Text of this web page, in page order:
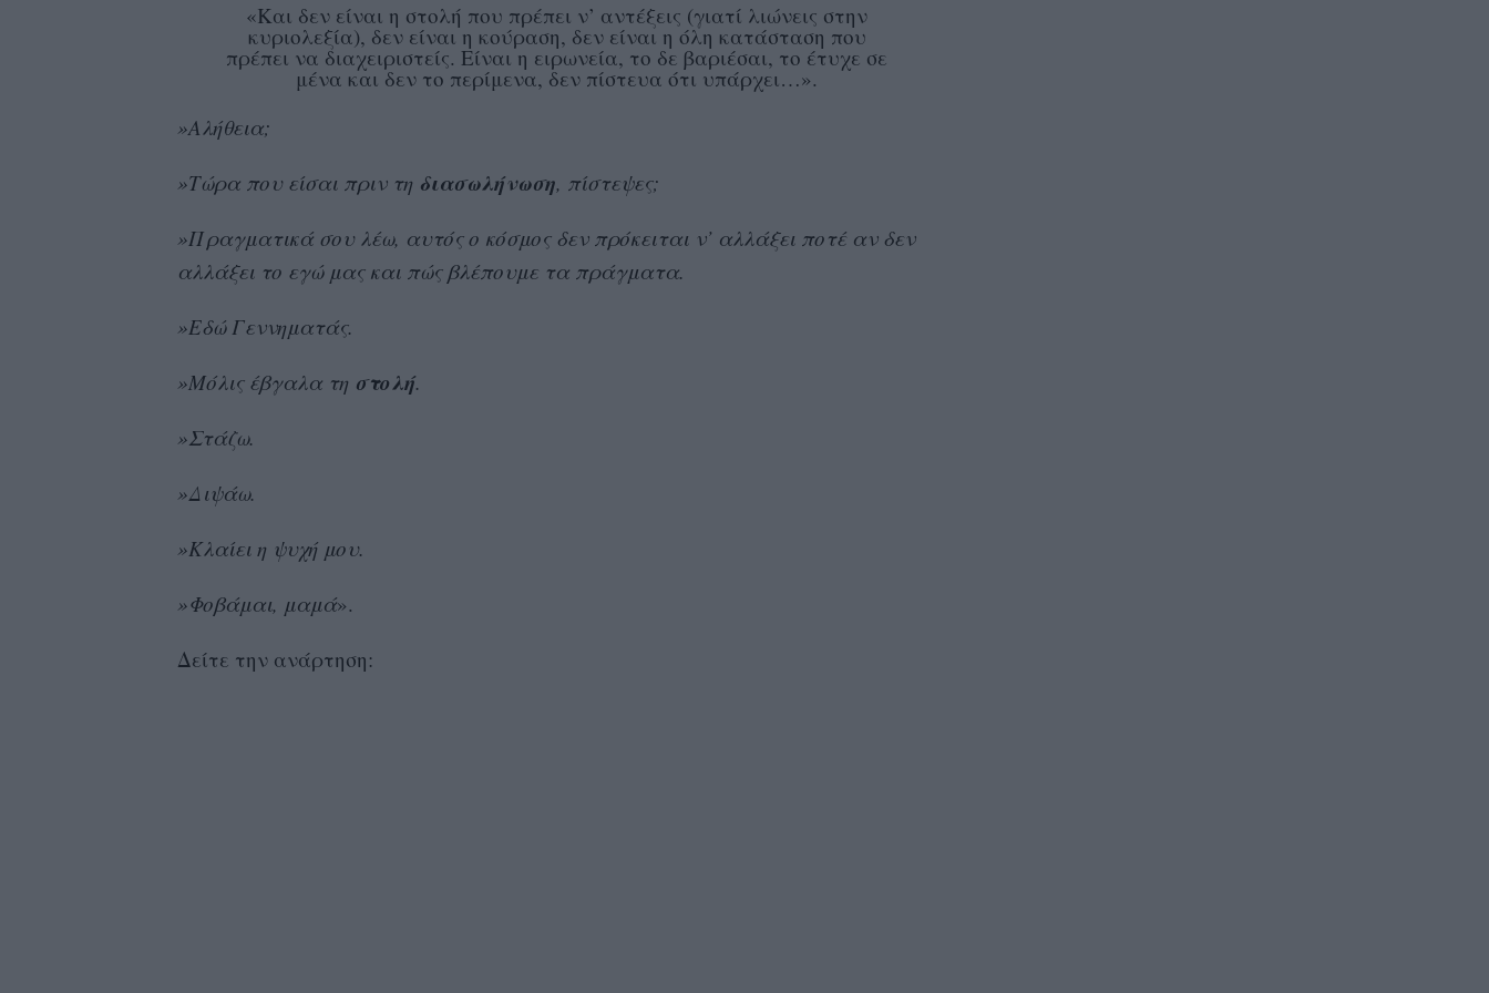
«Και δεν είναι η στολή που πρέπει ν’ αντέξεις (γιατί λιώνεις στην
κυριολεξία), δεν είναι η κούραση, δεν είναι η όλη κατάσταση που
πρέπει να διαχειριστείς. Είναι η ειρωνεία, το δε βαριέσαι, το έτυχε σε
μένα και δεν το περίμενα, δεν πίστευα ότι υπάρχει…».
»Αλήθεια;
»Τώρα που είσαι πριν τη διασωλήνωση, πίστεψες;
»Πραγματικά σου λέω, αυτός ο κόσμος δεν πρόκειται ν’ αλλάξει ποτέ αν δεν
αλλάξει το εγώ μας και πώς βλέπουμε τα πράγματα.
»Εδώ Γεννηματάς.
»Μόλις έβγαλα τη στολή.
»Στάζω.
»Διψάω.
»Κλαίει η ψυχή μου.
»Φοβάμαι, μαμά».
Δείτε την ανάρτηση: